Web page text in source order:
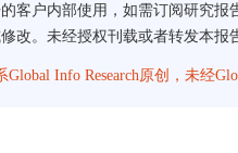
客户内部使用，如需订阅研究报
改。未经授权刊载或者转发本报
Info Research原创，未经